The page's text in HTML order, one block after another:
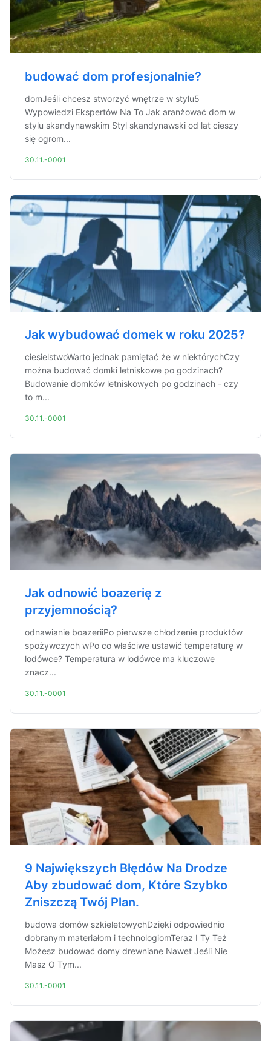
budować dom profesjonalnie?
domJeśli chcesz stworzyć wnętrze w stylu5
Wypowiedzi Ekspertów Na To Jak aranżować dom w
stylu skandynawskim Styl skandynawski od lat cieszy
się ogrom...
30.11.-0001
Jak wybudować domek w roku 2025?
ciesielstwoWarto jednak pamiętać że w niektórychCzy
można budować domki letniskowe po godzinach?
Budowanie domków letniskowych po godzinach - czy
to m...
30.11.-0001
Jak odnowić boazerię z
przyjemnością?
odnawianie boazeriiPo pierwsze chłodzenie produktów
spożywczych wPo co właściwe ustawić temperaturę w
lodówce? Temperatura w lodówce ma kluczowe
znacz...
30.11.-0001
9 Największych Błędów Na Drodze
Aby zbudować dom, Które Szybko
Zniszczą Twój Plan.
budowa domów szkieletowychDzięki odpowiednio
dobranym materiałom i technologiomTeraz I Ty Też
Możesz budować domy drewniane Nawet Jeśli Nie
Masz O Tym...
30.11.-0001